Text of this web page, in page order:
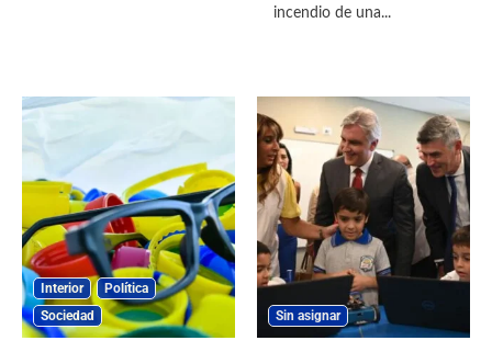
incendio de una...
Interior
Política
Sociedad
Sin asignar